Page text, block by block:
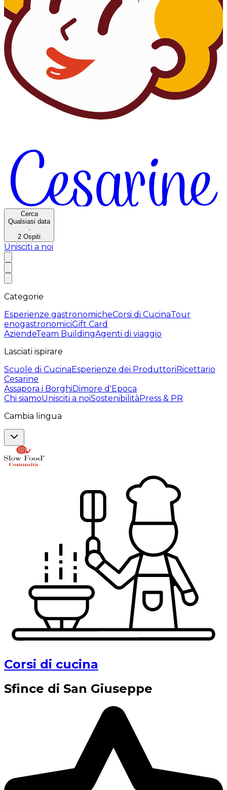
Cerca
Qualsiasi data
·
2 Ospiti
Unisciti a noi
Categorie
Esperienze gastronomicheCorsi di CucinaTour
enogastronomiciGift Card
AziendeTeam BuildingAgenti di viaggio
Lasciati ispirare
Scuole di CucinaEsperienze dei ProduttoriRicettario
Cesarine
Assapora i BorghiDimore d'Epoca
Chi siamoUnisciti a noiSostenibilitàPress & PR
Cambia lingua
Corsi di cucina
Sfince di San Giuseppe